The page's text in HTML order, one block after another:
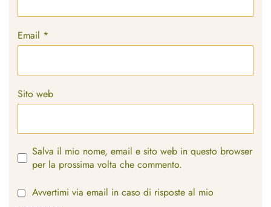
Email *
Sito web
Salva il mio nome, email e sito web in questo browser
per la prossima volta che commento.
Avvertimi via email in caso di risposte al mio